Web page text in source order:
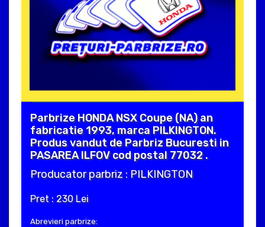
Parbrize HONDA NSX Coupe (NA) an
fabricatie 1993, marca PILKINGTON.
Produs vandut de Parbriz Bucuresti in
PASAREA ILFOV cod postal 77032 .
Producator parbriz : PILKINGTON
Pret : 230 Lei
Abrevieri parbrize: